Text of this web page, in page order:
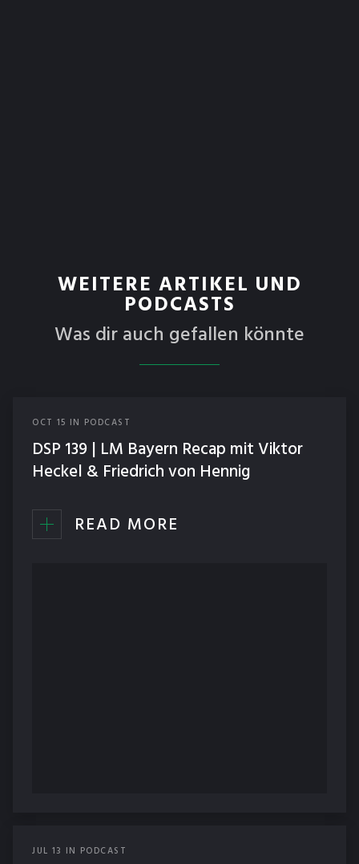
WEITERE ARTIKEL UND
PODCASTS
Was dir auch gefallen könnte
OCT 15 IN PODCAST
DSP 139 | LM Bayern Recap mit Viktor
Heckel & Friedrich von Hennig
READ MORE
JUL 13 IN PODCAST